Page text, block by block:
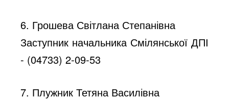
6. Грошева Світлана Степанівна
Заступник начальника Смілянської ДПІ
- (04733) 2-09-53
7. Плужник Тетяна Василівна